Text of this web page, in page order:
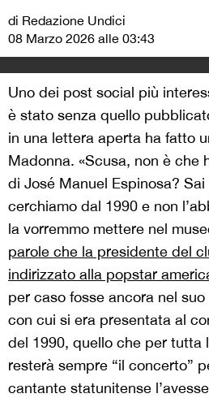
di Redazione Undici
08 Marzo 2026 alle 03:43
Uno dei post social più
è stato senza quello
in una lettera aperta ha fatto
Madonna. «Scusa, non è che
di José Manuel Espinosa?
cerchiamo dal 1990 e non
la vorremmo mettere nel
parole che la presidente del
indirizzato alla popstar
per caso fosse ancora nel
con cui si era presentata al
del 1990, quello che per tutta
resterà sempre “il concerto”
cantante statunitense